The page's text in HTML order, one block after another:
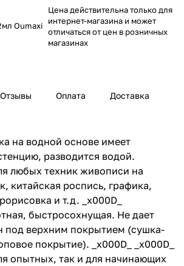
Oumaxi
Цена действительна только для
интернет-магазина и может
отличаться от цен в розничных
магазинах
Отзывы Оплата Доставка
на водной основе имеет
разводится водой.
любых техник живописи на
китайская роспись, графика,
и т.д. _x000D_
быстросохнущая. Не дает
под верхним покрытием (сушка-
покрытие). _x000D_ _x000D_
опытных, так и для начинающих